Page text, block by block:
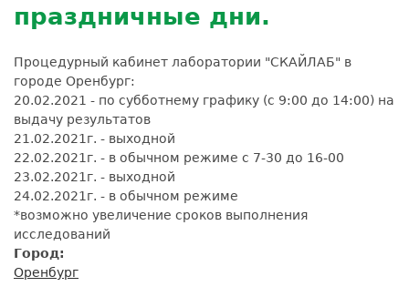
Усиление профилактических мер для
безопасности пациентов
Налоговый вычет
праздничные дни.
Процедурный кабинет лаборатории "СКАЙЛАБ" в
городе Оренбург:
20.02.2021 - по субботнему графику (с 9:00 до 14:00) на
выдачу результатов
21.02.2021г. - выходной
22.02.2021г. - в обычном режиме с 7-30 до 16-00
23.02.2021г. - выходной
24.02.2021г. - в обычном режиме
*возможно увеличение сроков выполнения
исследований
Город:
Оренбург